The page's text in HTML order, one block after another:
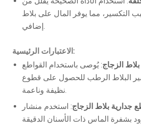
التكسير، مما يوفر المال على بلاط
إضافي.
الاعتبارات الرئيسية:
الزجاج: يُوصى باستخدام القواطع
البلاط الرطب للحصول على قطوع
نظيفة وناعمة.
جدارية بلاط الزجاج: استخدم منشار